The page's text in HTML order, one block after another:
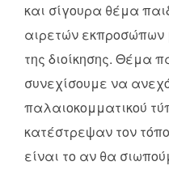
και σίγουρα θέμα
αιρετών
της διοίκησης. Θέμα
συνεχίσουμε να
παλαιοκομματικού
κατέστρεψαν τον
είναι το αν θα